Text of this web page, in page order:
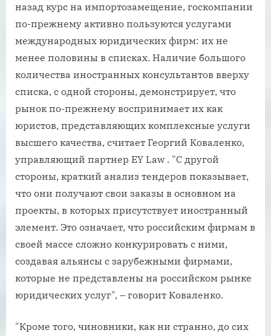
назад курс на импортозамещение, госкомпании
по-прежнему активно пользуются услугами
международных юридических фирм: их не
менее половины в списках. Наличие большого
количества иностранных консультантов вверху
списка, с одной стороны, демонстрирует, что
рынок по-прежнему воспринимает их как
юристов, представляющих комплексные услуги
высшего качества, считает Георгий Коваленко,
управляющий партнер EY Law . "С другой
стороны, краткий анализ тендеров показывает,
что они получают свои заказы в основном на
проекты, в которых присутствует иностранный
элемент. Это означает, что российским фирмам в
своей массе сложно конкурировать с ними,
создавая альянсы с зарубежными фирмами,
которые не представлены на российском рынке
юридических услуг", – говорит Коваленко.
"Кроме того, чиновники, как ни странно, до сих